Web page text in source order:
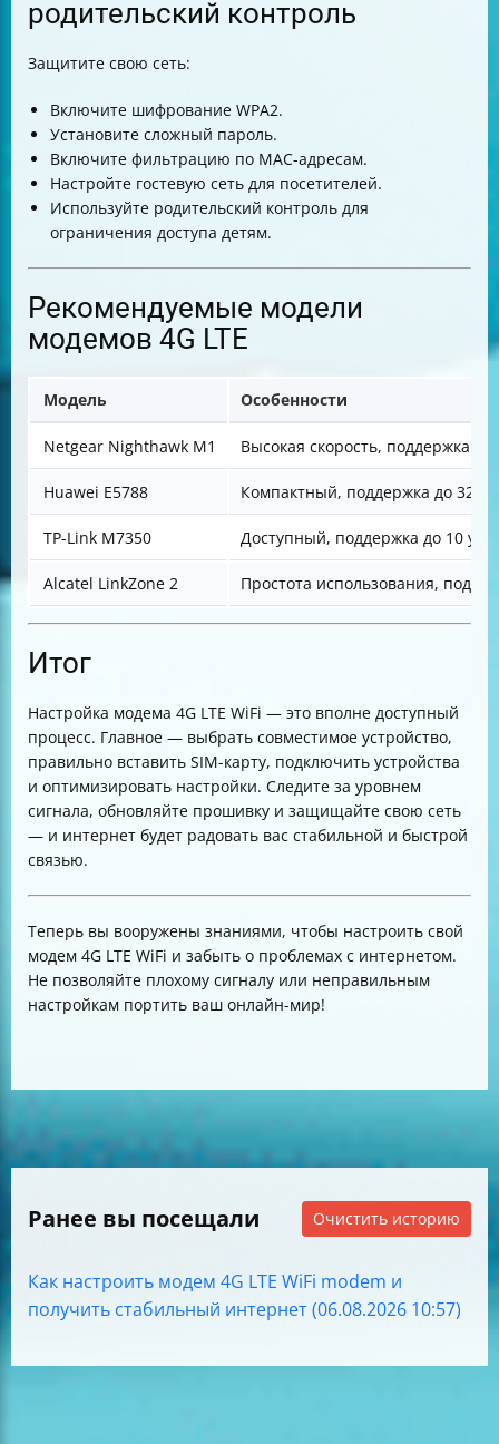
родительский контроль
Защитите свою сеть:
Включите шифрование WPA2.
Установите сложный пароль.
Включите фильтрацию по MAC-адресам.
Настройте гостевую сеть для посетителей.
Используйте родительский контроль для
ограничения доступа детям.
Рекомендуемые модели
модемов 4G LTE
Модель Особенности
Netgear Nighthawk M1 Высокая скорость, поддержка до
Huawei E5788 Компактный, поддержка до 32
TP-Link M7350 Доступный, поддержка до 10
Alcatel LinkZone 2 Простота использования,
Итог
Настройка модема 4G LTE WiFi — это вполне доступный
процесс. Главное — выбрать совместимое устройство,
правильно вставить SIM-карту, подключить устройства
и оптимизировать настройки. Следите за уровнем
сигнала, обновляйте прошивку и защищайте свою сеть
— и интернет будет радовать вас стабильной и быстрой
связью.
Теперь вы вооружены знаниями, чтобы настроить свой
модем 4G LTE WiFi и забыть о проблемах с интернетом.
Не позволяйте плохому сигналу или неправильным
настройкам портить ваш онлайн-мир!
Ранее вы посещали Очистить историю
Как настроить модем 4G LTE WiFi modem и
получить стабильный интернет (06.08.2026 10:57)